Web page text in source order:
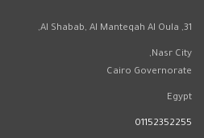
31, Al Shabab, Al Manteqah Al Oula,
Nasr City,
Cairo Governorate
Egypt
01152352255